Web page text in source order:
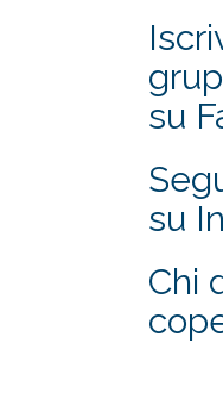
su
su
Chi